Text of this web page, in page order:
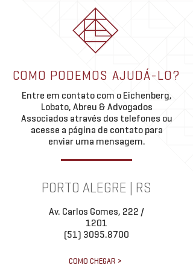
debate da OABRJ sobre
PORTO ALEGRE | RS
Av. Carlos Gomes, 222 /
1201
(51) 3095.8700
COMO CHEGAR >
COMO PODEMOS AJUDÁ-LO?
Entre em contato com o Eichenberg,
Lobato, Abreu & Advogados
Associados através dos telefones ou
acesse a página de contato para
enviar uma mensagem.